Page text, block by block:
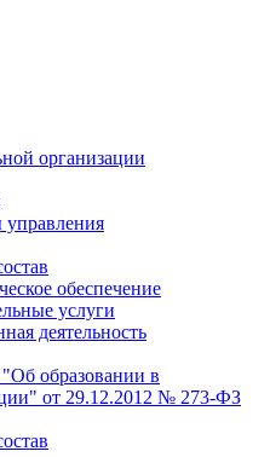
организации
управления
обеспечение
услуги
деятельность
образовании в
от 29.12.2012 № 273-ФЗ